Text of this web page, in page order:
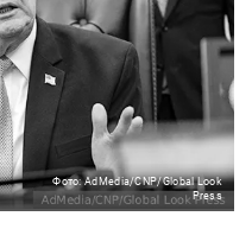
Фото: AdMedia/CNP/Global Look
Press